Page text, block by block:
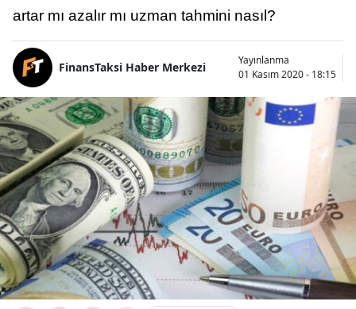
artar mı azalır mı uzman tahmini nasıl?
FinansTaksi Haber Merkezi
Yayınlanma
01 Kasım 2020 - 18:15